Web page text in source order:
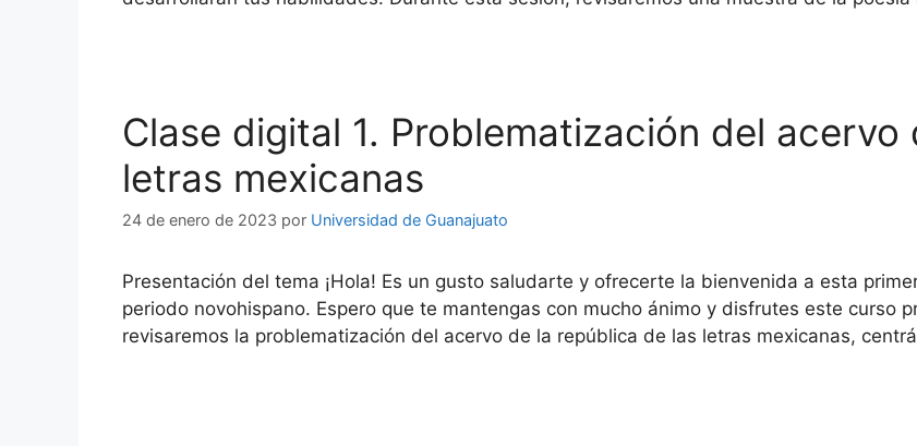
Clase digital 1. Problematización del
letras mexicanas
24 de enero de 2023 por Universidad de Guanajuato
Presentación del tema ¡Hola! Es un gusto saludarte y ofrecerte la bienvenida a esta
periodo novohispano. Espero que te mantengas con mucho ánimo y disfrutes este curso
revisaremos la problematización del acervo de la república de las letras mexicanas,